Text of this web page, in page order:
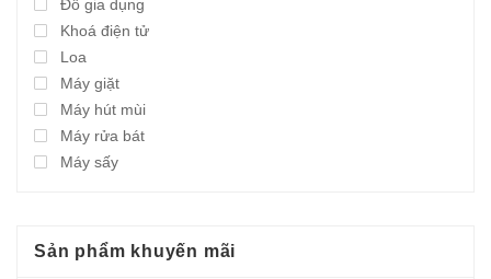
Đồ gia dụng
Khoá điện tử
Loa
Máy giặt
Máy hút mùi
Máy rửa bát
Máy sấy
Sản phẩm khuyến mãi